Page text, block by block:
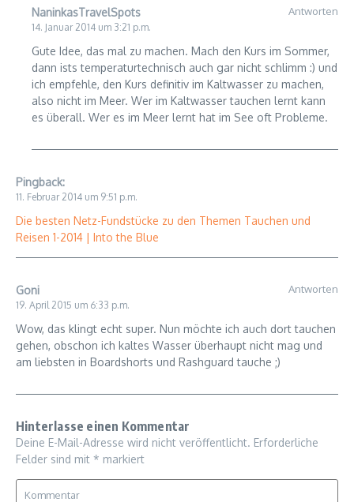
NaninkasTravelSpots
14. Januar 2014 um 3:21 p.m.
Antworten
Gute Idee, das mal zu machen. Mach den Kurs im Sommer,
dann ists temperaturtechnisch auch gar nicht schlimm :) und
ich empfehle, den Kurs definitiv im Kaltwasser zu machen,
also nicht im Meer. Wer im Kaltwasser tauchen lernt kann
es überall. Wer es im Meer lernt hat im See oft Probleme.
Pingback:
11. Februar 2014 um 9:51 p.m.
Die besten Netz-Fundstücke zu den Themen Tauchen und
Reisen 1-2014 | Into the Blue
Goni
19. April 2015 um 6:33 p.m.
Antworten
Wow, das klingt echt super. Nun möchte ich auch dort tauchen
gehen, obschon ich kaltes Wasser überhaupt nicht mag und
am liebsten in Boardshorts und Rashguard tauche ;)
Hinterlasse einen Kommentar
Deine E-Mail-Adresse wird nicht veröffentlicht. Erforderliche
Felder sind mit * markiert